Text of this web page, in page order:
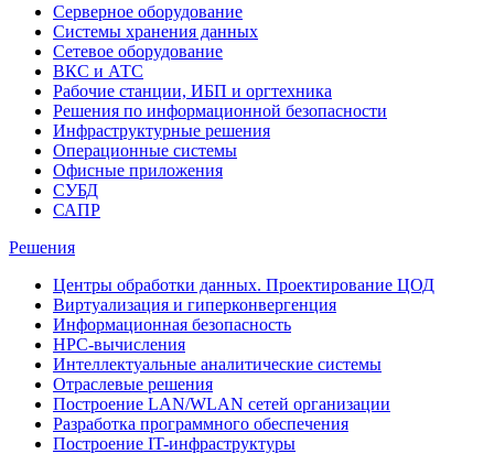
Серверное оборудование
Системы хранения данных
Сетевое оборудование
ВКС и АТС
Рабочие станции, ИБП и оргтехника
Решения по информационной безопасности
Инфраструктурные решения
Операционные системы
Офисные приложения
СУБД
САПР
Решения
Центры обработки данных. Проектирование ЦОД
Виртуализация и гиперконвергенция
Информационная безопасность
HPC-вычисления
Интеллектуальные аналитические системы
Отраслевые решения
Построение LAN/WLAN сетей организации
Разработка программного обеспечения
Построение IT-инфраструктуры